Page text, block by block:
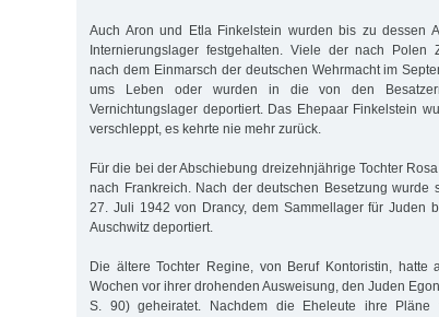
Auch Aron und Etla Finkelstein wurden bis zu dessen
Internierungslager festgehalten. Viele der nach Polen
nach dem Einmarsch der deutschen Wehrmacht im
ums Leben oder wurden in die von den
Vernichtungslager deportiert. Das Ehepaar Finkelstein
verschleppt, es kehrte nie mehr zurück.
Für die bei der Abschiebung dreizehnjährige Tochter
nach Frankreich. Nach der deutschen Besetzung wurde
27. Juli 1942 von Drancy, dem Sammellager für Juden
Auschwitz deportiert.
Die ältere Tochter Regine, von Beruf Kontoristin, hatte
Wochen vor ihrer drohenden Ausweisung, den Juden
S. 90) geheiratet. Nachdem die Eheleute ihre Pläne